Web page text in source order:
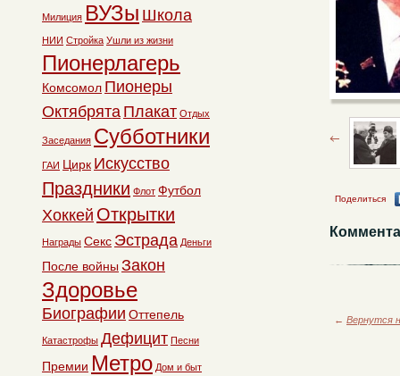
Поделиться
← Вернутся
Милиция ВУЗы Школа
НИИ Стройка Ушли из жизни
Пионерлагерь
Комсомол Пионеры
Октябрята Плакат Отдых
Заседания Субботники
ГАИ Цирк Искусство
Праздники Флот Футбол
Хоккей Открытки
Награды Секс Эстрада Деньги
После войны Закон
Здоровье
Биографии Оттепель
Катастрофы Дефицит Песни
Премии Метро Дом и быт